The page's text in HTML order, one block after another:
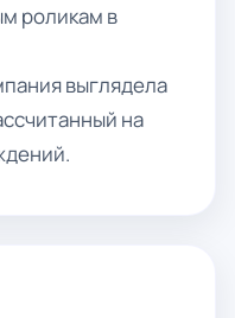
роликам в
выглядела
на